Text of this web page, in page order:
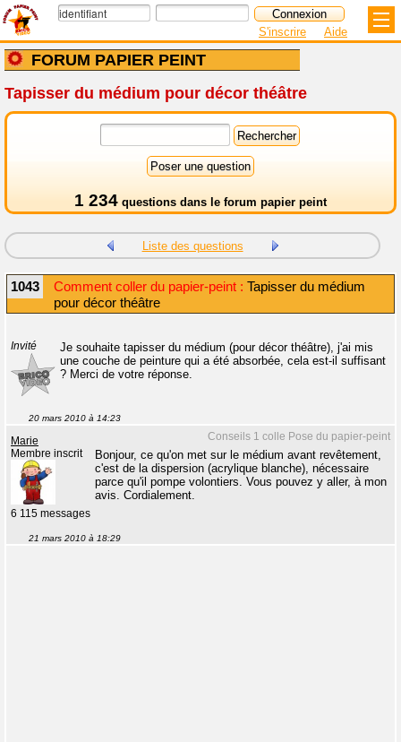
FORUM PAPIER PEINT
S'inscrire Aide
Tapisser du médium pour décor théâtre
1 234 questions dans le forum papier peint
Liste des questions
1043 Comment coller du papier-peint : Tapisser du médium
pour décor théâtre
Invité
Je souhaite tapisser du médium (pour décor théâtre), j'ai mis
une couche de peinture qui a été absorbée, cela est-il suffisant
? Merci de votre réponse.
20 mars 2010 à 14:23
Conseils 1 colle Pose du papier-peint
Marie
Membre inscrit
6 115 messages
Bonjour, ce qu'on met sur le médium avant revêtement,
c'est de la dispersion (acrylique blanche), nécessaire
parce qu'il pompe volontiers. Vous pouvez y aller, à mon
avis. Cordialement.
21 mars 2010 à 18:29